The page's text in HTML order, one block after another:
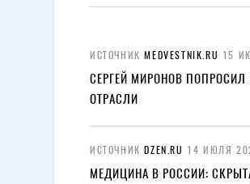
ИСТОЧНИКMEDVESTNIK.RU 15
СЕРГЕЙ МИРОНОВ
ОТРАСЛИ
ИСТОЧНИКDZEN.RU 14 ИЮЛЯ
МЕДИЦИНА В РОССИИ: